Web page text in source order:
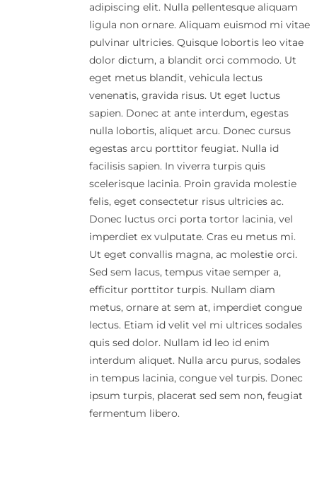
adipiscing elit. Nulla pellentesque aliquam
ligula non ornare. Aliquam euismod mi vitae
pulvinar ultricies. Quisque lobortis leo vitae
dolor dictum, a blandit orci commodo. Ut
eget metus blandit, vehicula lectus
venenatis, gravida risus. Ut eget luctus
sapien. Donec at ante interdum, egestas
nulla lobortis, aliquet arcu. Donec cursus
egestas arcu porttitor feugiat. Nulla id
facilisis sapien. In viverra turpis quis
scelerisque lacinia. Proin gravida molestie
felis, eget consectetur risus ultricies ac.
Donec luctus orci porta tortor lacinia, vel
imperdiet ex vulputate. Cras eu metus mi.
Ut eget convallis magna, ac molestie orci.
Sed sem lacus, tempus vitae semper a,
efficitur porttitor turpis. Nullam diam
metus, ornare at sem at, imperdiet congue
lectus. Etiam id velit vel mi ultrices sodales
quis sed dolor. Nullam id leo id enim
interdum aliquet. Nulla arcu purus, sodales
in tempus lacinia, congue vel turpis. Donec
ipsum turpis, placerat sed sem non, feugiat
fermentum libero.